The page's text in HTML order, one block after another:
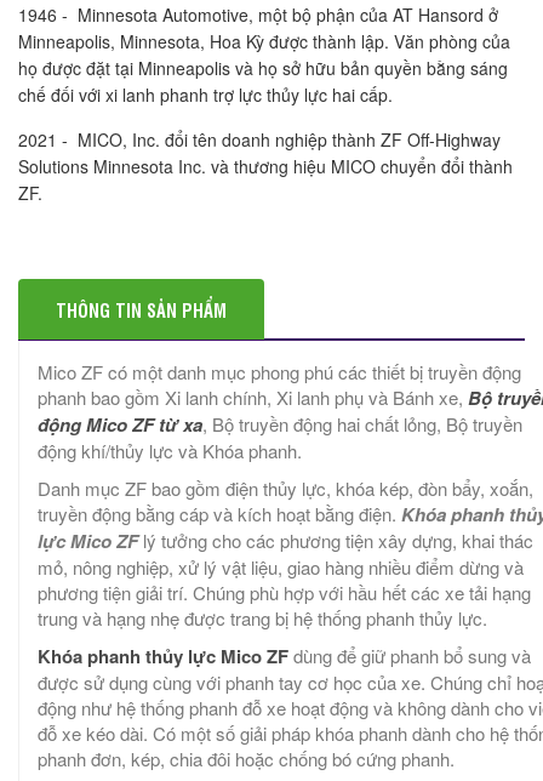
1946 - Minnesota Automotive, một bộ phận của AT Hansord ở
Minneapolis, Minnesota, Hoa Kỳ được thành lập. Văn phòng của
họ được đặt tại Minneapolis và họ sở hữu bản quyền bằng sáng
chế đối với xi lanh phanh trợ lực thủy lực hai cấp.
2021 - MICO, Inc. đổi tên doanh nghiệp thành ZF Off-Highway
Solutions Minnesota Inc. và thương hiệu MICO chuyển đổi thành
ZF.
THÔNG TIN SẢN PHẨM
Mico ZF có một danh mục phong phú các thiết bị truyền động
phanh bao gồm Xi lanh chính, Xi lanh phụ và Bánh xe, Bộ
động Mico ZF từ xa, Bộ truyền động hai chất lỏng, Bộ truyền
động khí/thủy lực và Khóa phanh.
Danh mục ZF bao gồm điện thủy lực, khóa kép, đòn bẩy, xoắn,
truyền động bằng cáp và kích hoạt bằng điện. Khóa phanh
lực Mico ZFlý tưởng cho các phương tiện xây dựng, khai thác
mỏ, nông nghiệp, xử lý vật liệu, giao hàng nhiều điểm dừng và
phương tiện giải trí. Chúng phù hợp với hầu hết các xe tải hạng
trung và hạng nhẹ được trang bị hệ thống phanh thủy lực.
Khóa phanh thủy lực Mico ZFdùng để giữ phanh bổ sung và
được sử dụng cùng với phanh tay cơ học của xe. Chúng chỉ
động như hệ thống phanh đỗ xe hoạt động và không dành cho
đỗ xe kéo dài. Có một số giải pháp khóa phanh dành cho hệ
phanh đơn, kép, chia đôi hoặc chống bó cứng phanh.